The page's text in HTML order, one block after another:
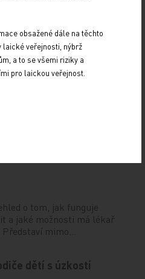
in Neurology
in Neurology (CONy)
o tom, jak funguje
a jaké možnosti má lékař
mimo…
dětí s úzkostí
obsažené dále na těchto
veřejnosti, nýbrž
a to se všemi riziky a
pro laickou veřejnost.